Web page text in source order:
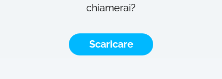
chiamerai?
Scaricare